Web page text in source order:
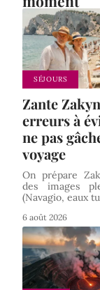
SÉJOURS
Zante
erreurs à
ne pas
voyage
On prépare
des images
(Navagio, eaux
6 août 2026